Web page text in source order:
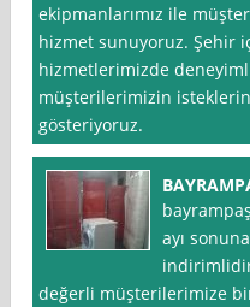
ekipmanlarımız ile
hizmet sunuyoruz. Şehir
hizmetlerimizde
müşterilerimizin
gösteriyoruz.
ayı
değerli müşterilerimize